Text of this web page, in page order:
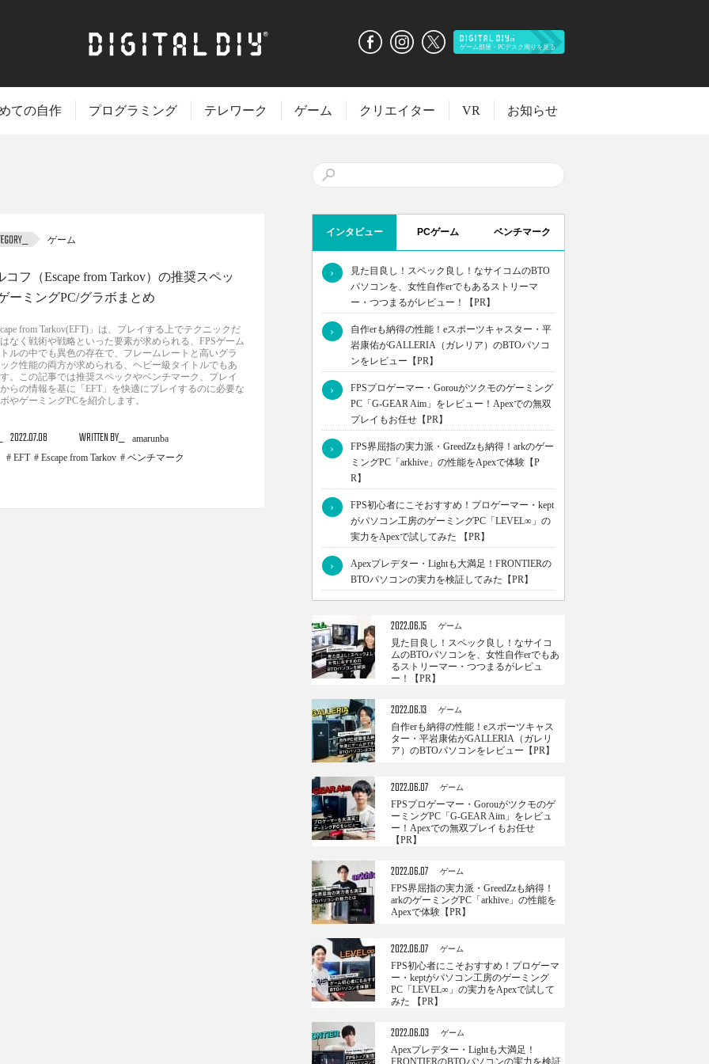
ての自作 プログラミング テレワーク ゲーム クリエイター VR お知らせ
ゲーム
コフ（Escape from Tarkov）の推奨スペッ
ーミングPC/グラボまとめ
from Tarkov(EFT)」は、プレイする上でテクニックだ
なく戦術や戦略といった要素が求められる、FPSゲーム
ルの中でも異色の存在で、フレームレートと高いグラ
ク性能の両方が求められる、ヘビー級タイトルでもあ
。この記事では推奨スペックやベンチマーク、プレイ
らの情報を基に「EFT」を快適にプレイするのに必要な
やゲーミングPCを紹介します。
2022.07.08 WRITTEN BY amarunba
EFT Escape from Tarkov ベンチマーク
インタビュー PCゲーム ベンチマーク
›
見た目良し！スペック良し！なサイコムのBTO
パソコンを、女性自作erでもあるストリーマ
ー・つつまるがレビュー！【PR】
›
自作erも納得の性能！eスポーツキャスター・平
岩康佑がGALLERIA（ガレリア）のBTOパソコ
ンをレビュー【PR】
›
FPSプロゲーマー・Gorouがツクモのゲーミング
PC「G-GEAR Aim」をレビュー！Apexでの無双
プレイもお任せ【PR】
›
FPS界屈指の実力派・GreedZzも納得！arkのゲー
ミングPC「arkhive」の性能をApexで体験【P
R】
›
FPS初心者にこそおすすめ！プロゲーマー・kept
がパソコン工房のゲーミングPC「LEVEL∞」の
実力をApexで試してみた 【PR】
›
Apexプレデター・Lightも大満足！FRONTIERの
BTOパソコンの実力を検証してみた【PR】
2022.06.15 ゲーム
見た目良し！スペック良し！なサイコ
ムのBTOパソコンを、女性自作erでもあ
るストリーマー・つつまるがレビュ
ー！【PR】
2022.06.13 ゲーム
自作erも納得の性能！eスポーツキャス
ター・平岩康佑がGALLERIA（ガレリ
ア）のBTOパソコンをレビュー【PR】
2022.06.07 ゲーム
FPSプロゲーマー・Gorouがツクモのゲ
ーミングPC「G-GEAR Aim」をレビュ
ー！Apexでの無双プレイもお任せ
【PR】
2022.06.07 ゲーム
FPS界屈指の実力派・GreedZzも納得！
arkのゲーミングPC「arkhive」の性能を
Apexで体験【PR】
2022.06.07 ゲーム
FPS初心者にこそおすすめ！プロゲーマ
ー・keptがパソコン工房のゲーミング
PC「LEVEL∞」の実力をApexで試して
みた 【PR】
2022.06.03 ゲーム
Apexプレデター・Lightも大満足！
FRONTIERのBTOパソコンの実力を検証